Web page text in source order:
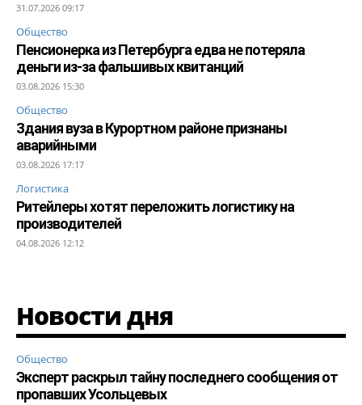
31.07.2026 09:17
Общество
Пенсионерка из Петербурга едва не потеряла
деньги из-за фальшивых квитанций
03.08.2026 15:30
Общество
Здания вуза в Курортном районе признаны
аварийными
03.08.2026 17:17
Логистика
Ритейлеры хотят переложить логистику на
производителей
04.08.2026 12:12
Новости дня
Общество
Эксперт раскрыл тайну последнего сообщения от
пропавших Усольцевых